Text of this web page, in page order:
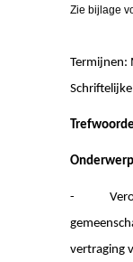
Zie bijlage
Onderwerp
-
vertraging